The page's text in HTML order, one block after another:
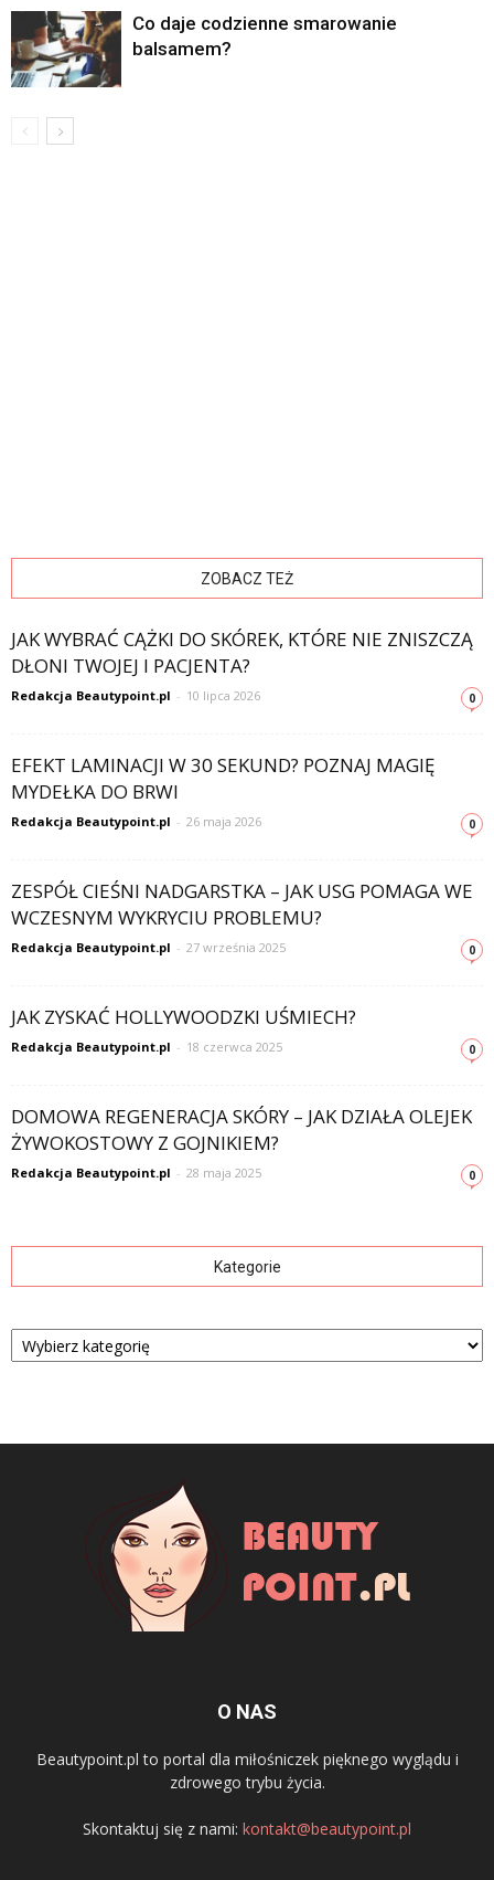
Co daje codzienne smarowanie
balsamem?
ZOBACZ TEŻ
JAK WYBRAĆ CĄŻKI DO SKÓREK, KTÓRE NIE ZNISZCZĄ
DŁONI TWOJEJ I PACJENTA?
Redakcja Beautypoint.pl - 10 lipca 2026 0
EFEKT LAMINACJI W 30 SEKUND? POZNAJ MAGIĘ
MYDEŁKA DO BRWI
Redakcja Beautypoint.pl - 26 maja 2026 0
ZESPÓŁ CIEŚNI NADGARSTKA – JAK USG POMAGA WE
WCZESNYM WYKRYCIU PROBLEMU?
Redakcja Beautypoint.pl - 27 września 2025 0
JAK ZYSKAĆ HOLLYWOODZKI UŚMIECH?
Redakcja Beautypoint.pl - 18 czerwca 2025 0
DOMOWA REGENERACJA SKÓRY – JAK DZIAŁA OLEJEK
ŻYWOKOSTOWY Z GOJNIKIEM?
Redakcja Beautypoint.pl - 28 maja 2025 0
Kategorie
Kategorie
O NAS
Beautypoint.pl to portal dla miłośniczek pięknego wyglądu i
zdrowego trybu życia.
Skontaktuj się z nami: kontakt@beautypoint.pl